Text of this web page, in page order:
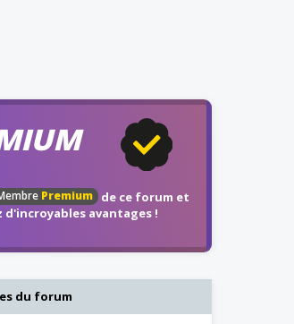
Premium de ce forum et
avantages !
du forum